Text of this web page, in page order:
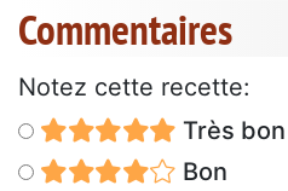
Commentaires
Notez cette recette:
Très
Bon